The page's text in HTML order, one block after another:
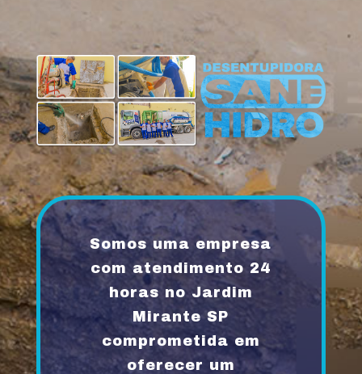
Somos uma empresa
com atendimento 24
horas no Jardim
Mirante SP
comprometida em
oferecer um